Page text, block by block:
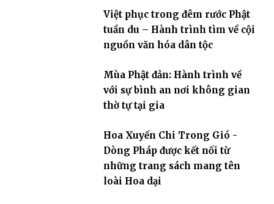
Việt phục trong đêm rước Phật
tuần du – Hành trình tìm về cội
nguồn văn hóa dân tộc
Mùa Phật đản: Hành trình về
với sự bình an nơi không gian
thờ tự tại gia
Hoa Xuyến Chi Trong Gió -
Dòng Pháp được kết nối từ
những trang sách mang tên
loài Hoa dại